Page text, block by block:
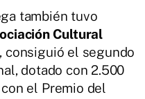
también tuvo
Cultural
consiguió el segundo
dotado con 2.500
el Premio del